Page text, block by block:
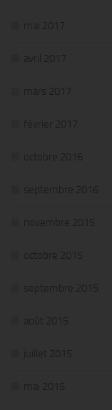
mai 2017
avril 2017
mars 2017
février 2017
octobre 2016
septembre 2016
novembre 2015
octobre 2015
septembre 2015
août 2015
juillet 2015
mai 2015